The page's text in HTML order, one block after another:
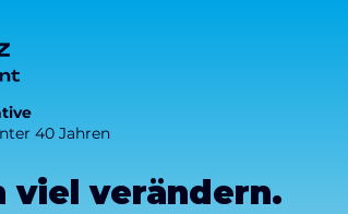
40 Jahren
viel verändern.